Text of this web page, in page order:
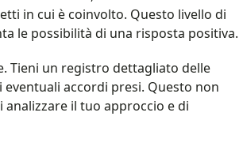
in cui è coinvolto. Questo livello di
le possibilità di una risposta positiva.
Tieni un registro dettagliato delle
accordi presi. Questo non
il tuo approccio e di